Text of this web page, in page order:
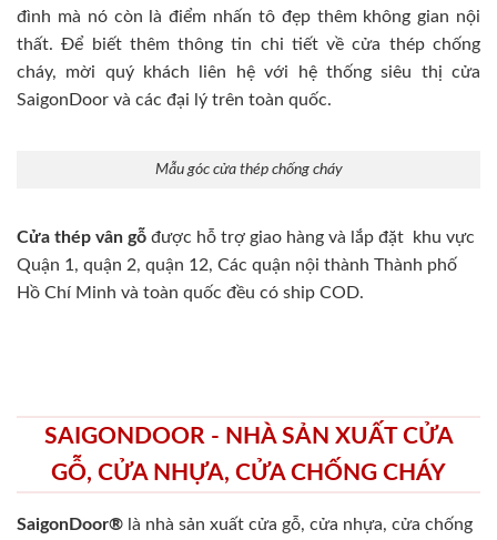
đình mà nó còn là điểm nhấn tô đẹp thêm không gian nội
thất. Để biết thêm thông tin chi tiết về cửa thép chống
cháy, mời quý khách liên hệ với hệ thống siêu thị cửa
SaigonDoor và các đại lý trên toàn quốc.
Mẫu góc cửa thép chống cháy
Cửa thép vân gỗ được hỗ trợ giao hàng và lắp đặt khu vực
Quận 1, quận 2, quận 12, Các quận nội thành Thành phố
Hồ Chí Minh và toàn quốc đều có ship COD.
SAIGONDOOR - NHÀ SẢN XUẤT CỬA
GỖ, CỬA NHỰA, CỬA CHỐNG CHÁY
SaigonDoor® là nhà sản xuất cửa gỗ, cửa nhựa, cửa chống